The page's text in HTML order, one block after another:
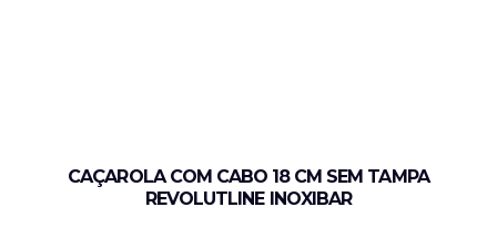
CAÇAROLA COM CABO 18 CM SEM TAMPA
REVOLUTLINE INOXIBAR